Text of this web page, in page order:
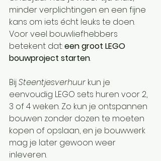
minder verplichtingen en een fijne
kans om iets écht leuks te doen.
Voor veel bouwliefhebbers
betekent dat: een groot LEGO
bouwproject starten.
Bij Steentjesverhuur kun je
eenvoudig LEGO sets huren voor 2,
3 of 4 weken. Zo kun je ontspannen
bouwen zonder dozen te moeten
kopen of opslaan, en je bouwwerk
mag je later gewoon weer
inleveren.